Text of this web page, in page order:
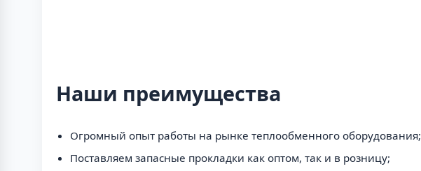
Наши преимущества
Огромный опыт работы на рынке теплообменного оборудования;
Поставляем запасные прокладки как оптом, так и в розницу;